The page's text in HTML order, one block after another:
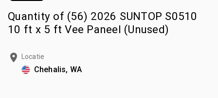
Quantity of (56) 2026 SUNTOP S0510
10 ft x 5 ft Vee Paneel (Unused)
Locatie
Chehalis, WA